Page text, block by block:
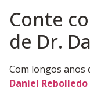
Conte
de Dr.
Com longos anos
Daniel Rebolledo